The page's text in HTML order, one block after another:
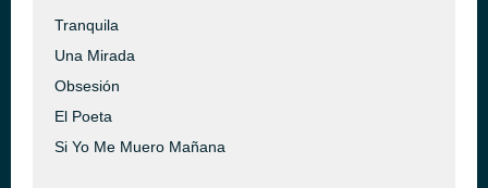
Tranquila
Una Mirada
Obsesión
El Poeta
Si Yo Me Muero Mañana